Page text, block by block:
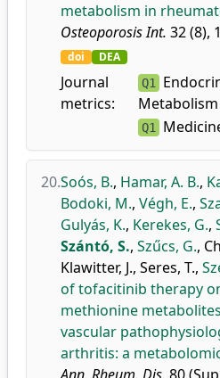
metabolism in
Osteoporosis Int. 32 (8),
doi DEA
Journal
metrics:
Q1
Metabolism
Q1
20.Soós, B., Hamar, A. B.,
Bodoki, M., Végh, E.,
Gulyás, K., Kerekes, G.,
Szántó, S., Szűcs, G.,
Klawitter, J., Seres, T.,
of tofacitinib therapy
methionine
vascular
arthritis: a